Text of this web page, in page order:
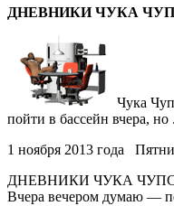
ДНЕВНИКИ ЧУКА
Чука
пойти в бассейн вчера,
1 ноября 2013 года
ДНЕВНИКИ ЧУКА
Вчера вечером думаю —